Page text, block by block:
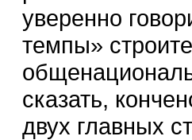
уверенно
темпы»
сказать,
двух главных